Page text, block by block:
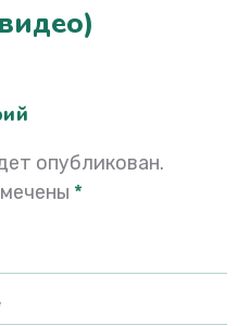
опубликован.
*